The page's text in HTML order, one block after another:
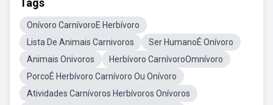
Tags
Onívoro CarnívoroE Herbívoro
Lista De Animais Carnivoros
Ser HumanoÉ Onívoro
Animais Onivoros
Herbívoro CarnívoroOmnívoro
PorcoÉ Herbívoro Carnívoro Ou Onívoro
Atividades Carnívoros Herbívoros Onívoros